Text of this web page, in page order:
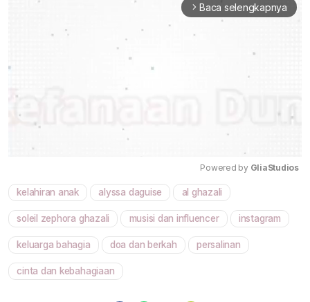
arrow_forward_ios Baca selengkapnya
Powered by GliaStudios
kelahiran anak alyssa daguise al ghazali
soleil zephora ghazali musisi dan influencer instagram
keluarga bahagia doa dan berkah persalinan
cinta dan kebahagiaan